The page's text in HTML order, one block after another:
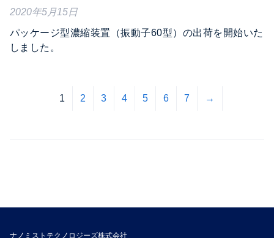
2020年5月15日
パッケージ型濃縮装置（振動子60型）の出荷を開始いた
しました。
1 2 3 4 5 6 7 →
ナノミストテクノロジーズ株式会社